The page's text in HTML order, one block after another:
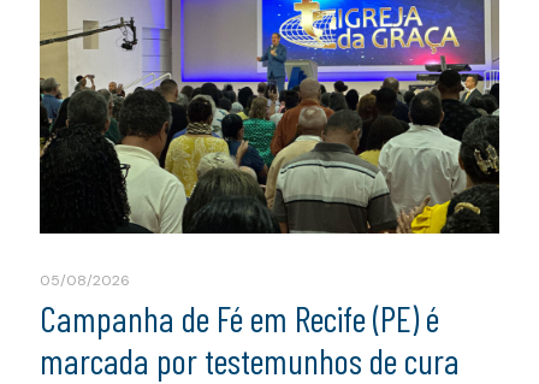
05/08/2026
Campanha de Fé em Recife (PE) é
marcada por testemunhos de cura